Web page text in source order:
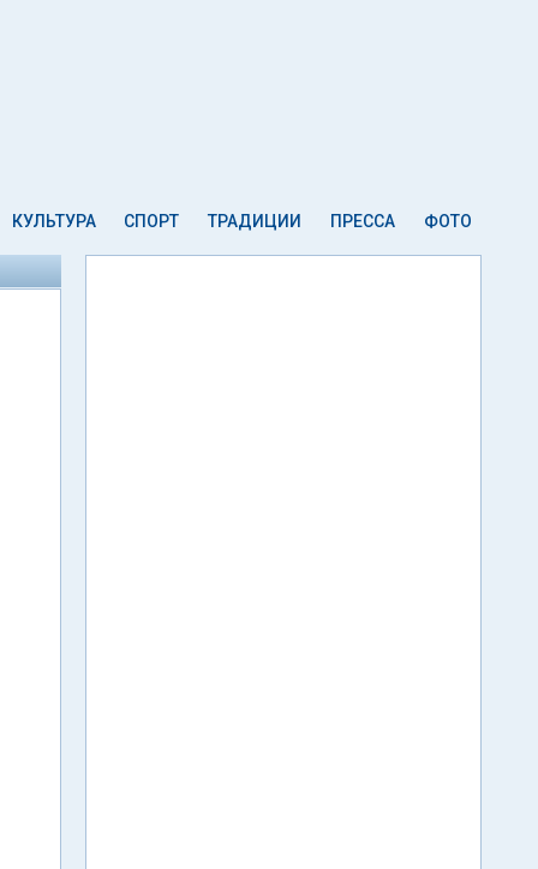
КУЛЬТУРА СПОРТ ТРАДИЦИИ ПРЕССА ФОТО